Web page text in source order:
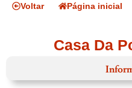
Voltar Página inicial
Casa Da